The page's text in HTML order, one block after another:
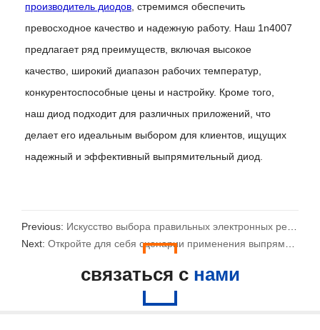
производитель диодов , стремимся обеспечить
превосходное качество и надежную работу. Наш 1n4007
предлагает ряд преимуществ, включая высокое
качество, широкий диапазон рабочих температур,
конкурентоспособные цены и настройку. Кроме того,
наш диод подходит для различных приложений, что
делает его идеальным выбором для клиентов, ищущих
надежный и эффективный выпрямительный диод.
Previous: Искусство выбора правильных электронных решений
Next: Откройте для себя сценарии применения выпрямителя MB10F
связаться с нами